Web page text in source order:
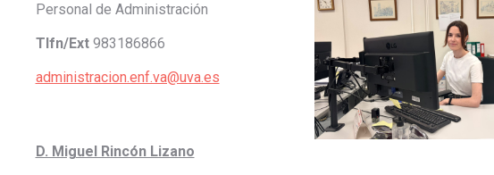
Personal de Administración
Tlfn/Ext983186866
administracion.enf.va@uva.es
D. Miguel Rincón Lizano